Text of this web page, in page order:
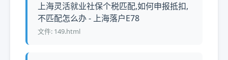
上海灵活就业社保个税匹配,如何申报抵扣,
不匹配怎么办 - 上海落户E78
文件: 149.html